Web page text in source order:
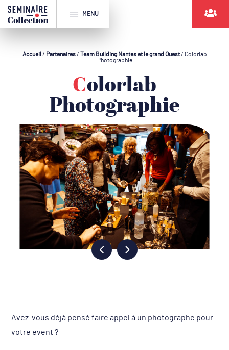
MENU
Accueil / Partenaires/ Team Building Nantes et le grand Ouest/ Colorlab
Photographie
Colorlab
Photographie
Avez-vous déjà pensé faire appel à un photographe pour
votre event ?